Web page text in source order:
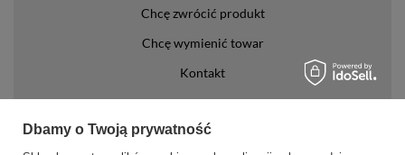
Chcę zwrócić produkt
Chcę wymienić towar
Kontakt
Dbamy o Twoją prywatność